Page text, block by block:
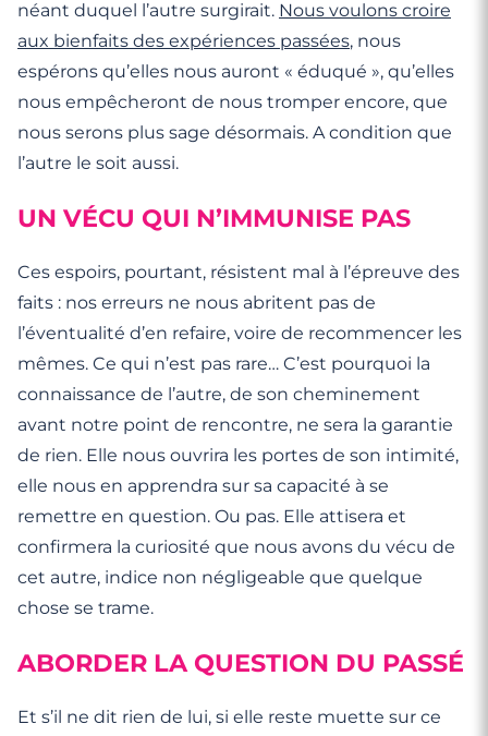
néant duquel l’autre surgirait. Nous voulons croire
aux bienfaits des expériences passées, nous
espérons qu’elles nous auront « éduqué », qu’elles
nous empêcheront de nous tromper encore, que
nous serons plus sage désormais. A condition que
l’autre le soit aussi.
UN VÉCU QUI N’IMMUNISE PAS
Ces espoirs, pourtant, résistent mal à l’épreuve des
faits : nos erreurs ne nous abritent pas de
l’éventualité d’en refaire, voire de recommencer les
mêmes. Ce qui n’est pas rare… C’est pourquoi la
connaissance de l’autre, de son cheminement
avant notre point de rencontre, ne sera la garantie
de rien. Elle nous ouvrira les portes de son intimité,
elle nous en apprendra sur sa capacité à se
remettre en question. Ou pas. Elle attisera et
confirmera la curiosité que nous avons du vécu de
cet autre, indice non négligeable que quelque
chose se trame.
ABORDER LA QUESTION DU PASSÉ
Et s’il ne dit rien de lui, si elle reste muette sur ce